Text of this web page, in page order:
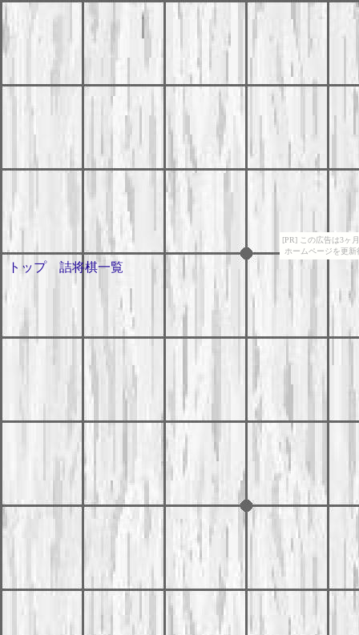
[PR] この広告は3ヶ
ホームページを更
トップ 詰将棋一覧